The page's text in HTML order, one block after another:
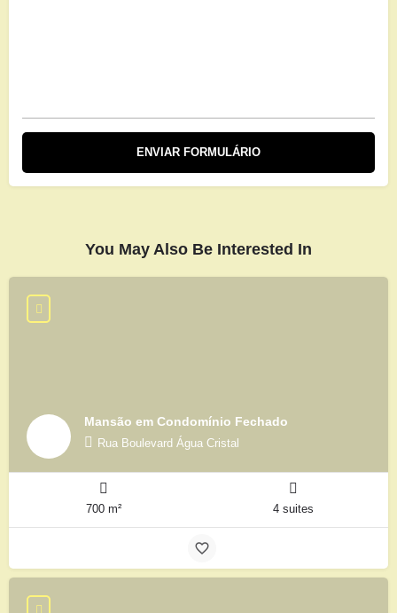
You May Also Be Interested In
Mansão em Condomínio Fechado
Rua Boulevard Água Cristal
700 m² 4 suites